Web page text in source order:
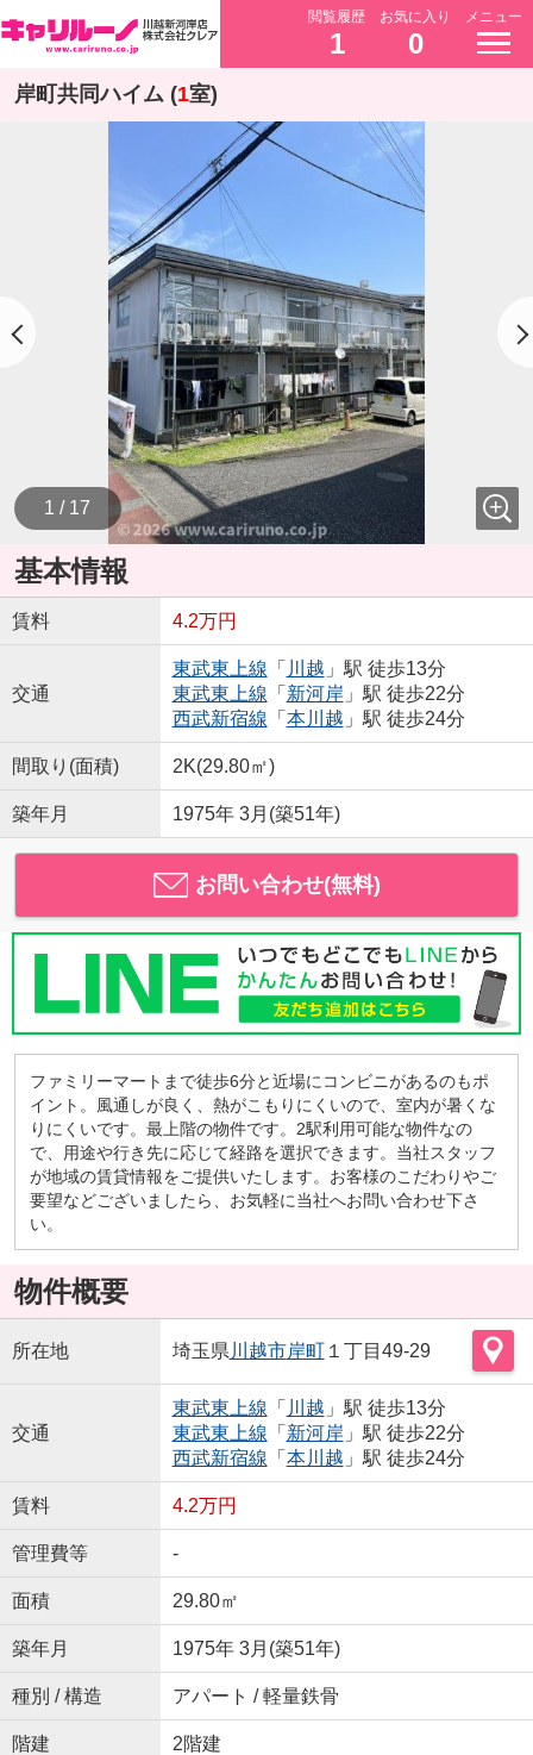
閲覧履歴
1
お気に入り
0
メニュー
岸町共同ハイム (1室)
1 / 17
基本情報
賃料 4.2万円
交通
東武東上線 「 川越 」駅 徒歩13分
東武東上線 「 新河岸 」駅 徒歩22分
西武新宿線 「 本川越 」駅 徒歩24分
間取り(面積) 2K(29.80㎡)
築年月 1975年 3月(築51年)
お問い合わせ(無料)
ファミリーマートまで徒歩6分と近場にコンビニがあるのもポ
イント。風通しが良く、熱がこもりにくいので、室内が暑くな
りにくいです。最上階の物件です。2駅利用可能な物件なの
で、用途や行き先に応じて経路を選択できます。当社スタッフ
が地域の賃貸情報をご提供いたします。お客様のこだわりやご
要望などございましたら、お気軽に当社へお問い合わせ下さ
い。
物件概要
所在地 埼玉県 川越市岸町１丁目49-29
交通
東武東上線 「 川越 」駅 徒歩13分
東武東上線 「 新河岸 」駅 徒歩22分
西武新宿線 「 本川越 」駅 徒歩24分
賃料 4.2万円
管理費等 -
面積 29.80㎡
築年月 1975年 3月(築51年)
種別 / 構造 アパート / 軽量鉄骨
階建 2階建